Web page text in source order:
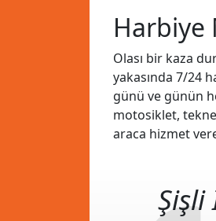
Harbiye
Olası bir kaza
yakasında 7/24
günü ve günün
motosiklet,
araca hizmet
Şişli